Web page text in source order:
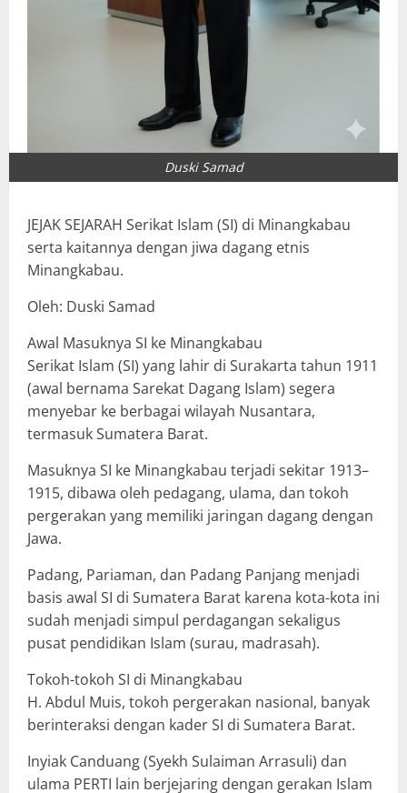
Duski Samad
JEJAK SEJARAH Serikat Islam (SI) di Minangkabau
serta kaitannya dengan jiwa dagang etnis
Minangkabau.
Oleh: Duski Samad
Awal Masuknya SI ke Minangkabau
Serikat Islam (SI) yang lahir di Surakarta tahun 1911
(awal bernama Sarekat Dagang Islam) segera
menyebar ke berbagai wilayah Nusantara,
termasuk Sumatera Barat.
Masuknya SI ke Minangkabau terjadi sekitar 1913–
1915, dibawa oleh pedagang, ulama, dan tokoh
pergerakan yang memiliki jaringan dagang dengan
Jawa.
Padang, Pariaman, dan Padang Panjang menjadi
basis awal SI di Sumatera Barat karena kota-kota ini
sudah menjadi simpul perdagangan sekaligus
pusat pendidikan Islam (surau, madrasah).
Tokoh-tokoh SI di Minangkabau
H. Abdul Muis, tokoh pergerakan nasional, banyak
berinteraksi dengan kader SI di Sumatera Barat.
Inyiak Canduang (Syekh Sulaiman Arrasuli) dan
ulama PERTI lain berjejaring dengan gerakan Islam